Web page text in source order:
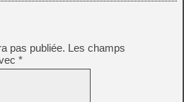
pas publiée. Les champs
*